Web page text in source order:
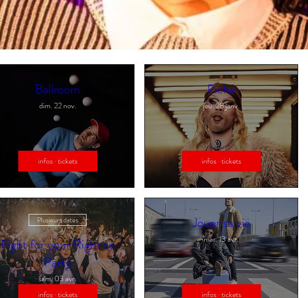
Ballroom
dim. 22 nov.
infos · tickets
Piche
jeu. 28 janv.
infos · tickets
Plusieurs dates
Fight for your Right to
Party
sam. 03 avr.
infos · tickets
Jouer sa vie
mar. 13 avr.
infos · tickets